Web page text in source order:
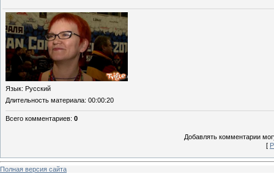
Язык: Русский
Длительность материала: 00:00:20
Всего комментариев: 0
Добавлять комментарии
[
Полная версия сайта